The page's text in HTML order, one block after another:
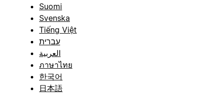
Suomi
Svenska
Tiếng Việt
עברית
العربية
ภาษาไทย
한국어
日本語